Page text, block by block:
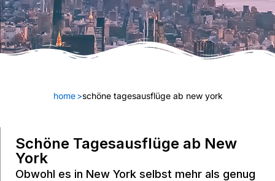
home>schöne tagesausflüge ab new york
Schöne Tagesausflüge ab New
York
Obwohl es in New York selbst mehr als genug